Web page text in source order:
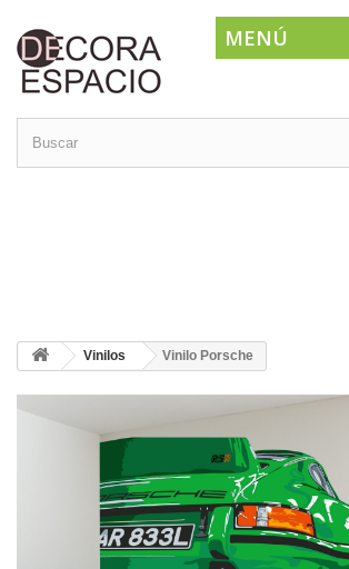
MENÚ
Vinilos Vinilo Porsche